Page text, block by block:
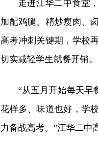
走进江华二中食堂
加配鸡腿、精炒瘦肉、
高考冲刺关键期，学校
切实减轻学生就餐开销。
“从五月开始每天早
花样多、味道也好，学
力备战高考。”江华二中